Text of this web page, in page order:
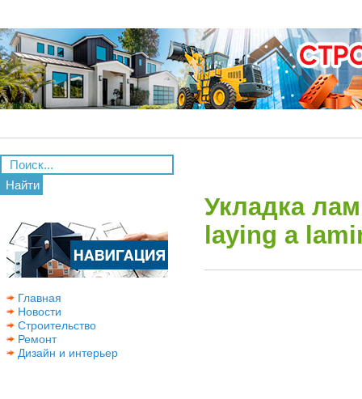
Найти
Главная
Новости
Строительство
Ремонт
Дизайн и интерьер
Укладка
laying a